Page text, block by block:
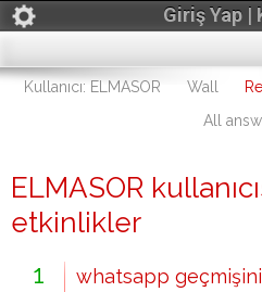
Giriş Yap |
Kullanıcı: ELMASOR Wall
All
ELMASOR
etkinlikler
1
whatsapp